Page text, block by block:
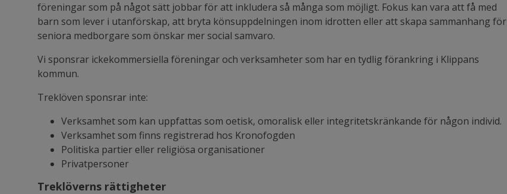
föreningar som på något sätt jobbar för att inkludera så många som möjligt. Fokus kan vara att få med
barn som lever i utanförskap, att bryta könsuppdelningen inom idrotten eller att skapa sammanhang för
seniora medborgare som önskar mer social samvaro.
Vi sponsrar ickekommersiella föreningar och verksamheter som har en tydlig förankring i Klippans
kommun.
Treklöven sponsrar inte:
Verksamhet som kan uppfattas som oetisk, omoralisk eller integritetskränkande för någon individ.
Verksamhet som finns registrerad hos Kronofogden
Politiska partier eller religiösa organisationer
Privatpersoner
Treklöverns rättigheter